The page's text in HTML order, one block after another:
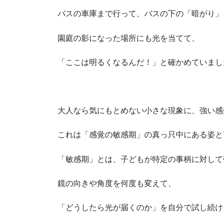
バスの車庫まで行って、バスの下の「暗がり」
園庭の影になった場所にも光を当てて、
「ここは明るくなるんだ！」と確かめていまし
大人なら気にもとめない小さな現象に、強い感
これは「感覚の敏感期」の真っ只中にある姿と
「敏感期」とは、子どもが特定の事柄に対し
鏡の向きや角度を何度も変えて、
「どうしたら光が届くのか」を自分で試し続け